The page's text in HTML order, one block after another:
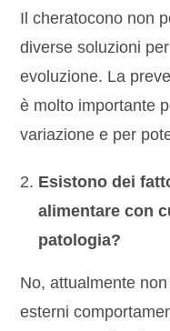
Il cheratocono non
diverse soluzioni
evoluzione. La
è molto importante
variazione e per
Esistono dei
alimentare con
patologia?
No, attualmente
esterni